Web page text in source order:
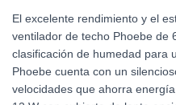
El excelente rendimiento y el
ventilador de techo Phoebe de
clasificación de humedad para
Phoebe cuenta con un
velocidades que ahorra